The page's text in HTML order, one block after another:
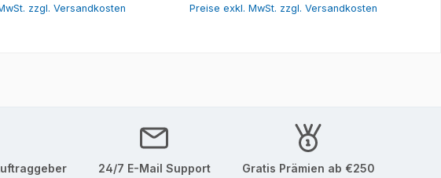
zzgl. Versandkosten
Preise exkl. MwSt. zzgl. Versandkosten
24/7 E-Mail Support Gratis Prämien ab €250